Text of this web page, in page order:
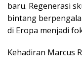
baru. Regenerasi
bintang
di Eropa menjadi
Kehadiran Marcus